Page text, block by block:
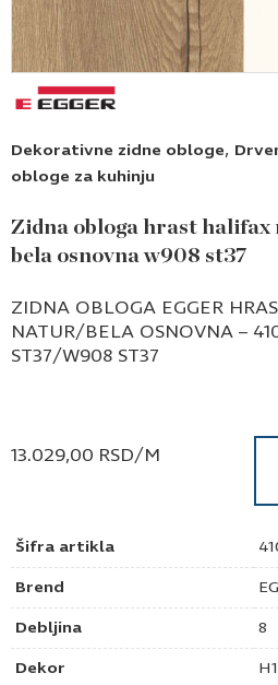
Dekorativne zidne obloge,
obloge za kuhinju
Zidna obloga hrast halifax
bela osnovna w908 st37
Šifra artikla
Brend
Debljina 8
Dekor
ZIDNA OBLOGA EGGER
NATUR/BELA OSNOVNA –
ST37/W908 ST37
13.029,00 RSD/M